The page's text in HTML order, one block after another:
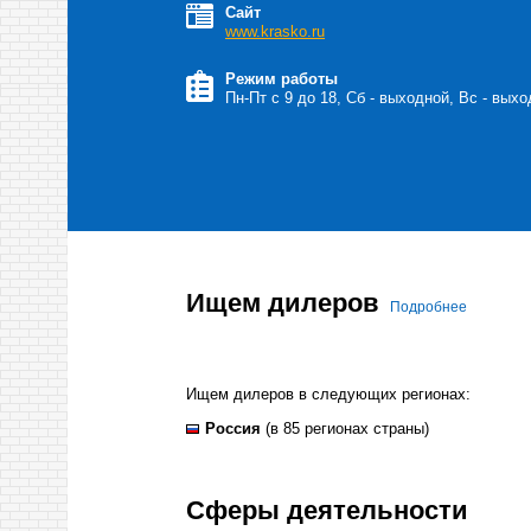
Сайт
www.krasko.ru
Режим работы
Пн-Пт с 9 до 18, Сб - выходной, Вс -
Ищем дилеров Подробнее
Ищем дилеров в следующих регионах:
Россия (в 85 регионах страны)
Сферы деятельности